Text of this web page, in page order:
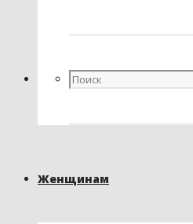
Женщинам